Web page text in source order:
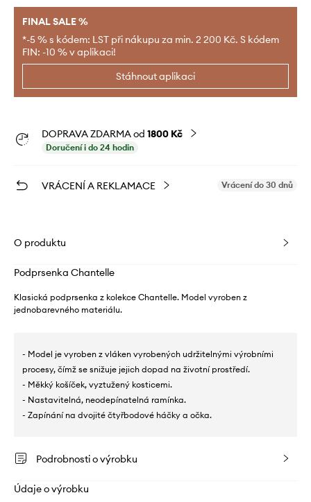
FINAL SALE %
*-5 % s kódem: LST při nákupu za min. 2 200 Kč. S kódem
FIN: -10 % v aplikaci!
Stáhnout aplikaci
DOPRAVA ZDARMA od 1800 Kč
Doručení i do 24 hodin
VRÁCENÍ A REKLAMACE Vrácení do 30 dnů
O produktu
Podprsenka Chantelle
Klasická podprsenka z kolekce Chantelle. Model vyroben z
jednobarevného materiálu.
- Model je vyroben z vláken vyrobených udržitelnými výrobními
procesy, čímž se snižuje jejich dopad na životní prostředí.
- Měkký košíček, vyztužený kosticemi.
- Nastavitelná, neodepínatelná ramínka.
- Zapínání na dvojité čtyřbodové háčky a očka.
Podrobnosti o výrobku
Údaje o výrobku